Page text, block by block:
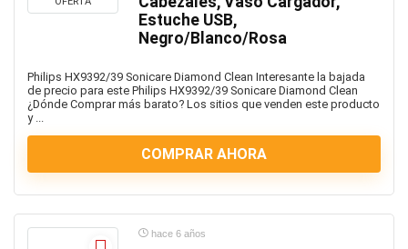
Estuche USB,
Negro/Blanco/Rosa
Philips HX9392/39 Sonicare Diamond Clean Interesante la bajada
de precio para este Philips HX9392/39 Sonicare Diamond Clean
¿Dónde Comprar más barato? Los sitios que venden este producto
y ...
COMPRAR AHORA
hace 6 años